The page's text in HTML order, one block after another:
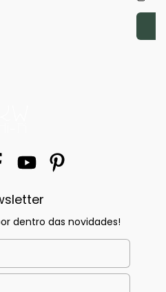
dentro das novidades!